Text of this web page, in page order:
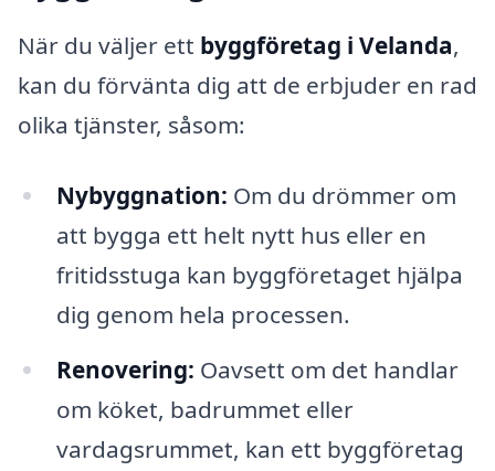
När du väljer ett byggföretag i Velanda,
kan du förvänta dig att de erbjuder en rad
olika tjänster, såsom:
Nybyggnation: Om du drömmer om
att bygga ett helt nytt hus eller en
fritidsstuga kan byggföretaget hjälpa
dig genom hela processen.
Renovering: Oavsett om det handlar
om köket, badrummet eller
vardagsrummet, kan ett byggföretag